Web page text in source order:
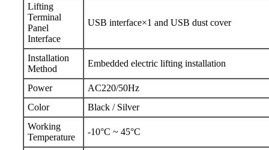
Lifting
Terminal
Panel
Interface
USB interface×1 and USB dust cover
Installation
Method
Embedded electric lifting installation
Power
AC220/50Hz
Color
Black / Silver
Working
Temperature
-10°C ~ 45°C